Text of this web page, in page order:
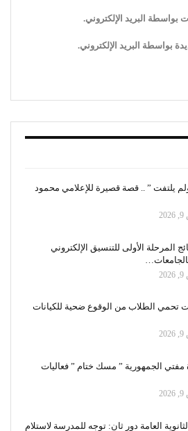
بواسطة البريد الإلكتروني.
بواسطة البريد الإلكتروني.
يلتفت ” .. قصة قصيرة للإعلامي محمود
المرحلة الأولى للتنسيق الإلكتروني
تحمي الطلاب من الوقوع ضحية للكيانات
الجمهورية ” مسك ختام ” فعاليات
العامة دور ثان: توجه للمدرسة لاستلام